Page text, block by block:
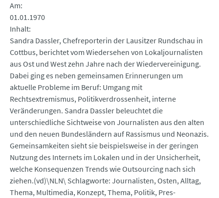
Am
01.01.1970
Inhalt
Sandra Dassler, Chefreporterin der Lausitzer Rundschau in
Cottbus, berichtet vom Wiedersehen von Lokaljournalisten
aus Ost und West zehn Jahre nach der Wiedervereinigung.
Dabei ging es neben gemeinsamen Erinnerungen um
aktuelle Probleme im Beruf: Umgang mit
Rechtsextremismus, Politikverdrossenheit, interne
Veränderungen. Sandra Dassler beleuchtet die
unterschiedliche Sichtweise von Journalisten aus den alten
und den neuen Bundesländern auf Rassismus und Neonazis.
Gemeinsamkeiten sieht sie beispielsweise in der geringen
Nutzung des Internets im Lokalen und in der Unsicherheit,
welche Konsequenzen Trends wie Outsourcing nach sich
ziehen.(vd)\NLN\ Schlagworte: Journalisten, Osten, Alltag,
Thema, Multimedia, Konzept, Thema, Politik, Pres-